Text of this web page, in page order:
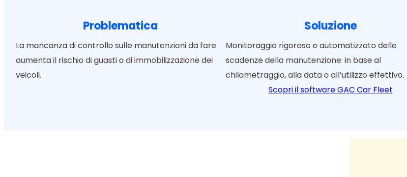
Problematica
La mancanza di controllo sulle manutenzioni da fare
aumenta il rischio di guasti o di immobilizzazione dei
veicoli.
Soluzione
Monitoraggio rigoroso e automatizzato delle
scadenze della manutenzione: in base al
chilometraggio, alla data o all’utilizzo effettivo.
Scopri il software GAC Car Fleet